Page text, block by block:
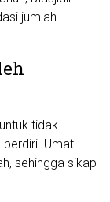
jumlah
tidak
Umat
sehingga sikap